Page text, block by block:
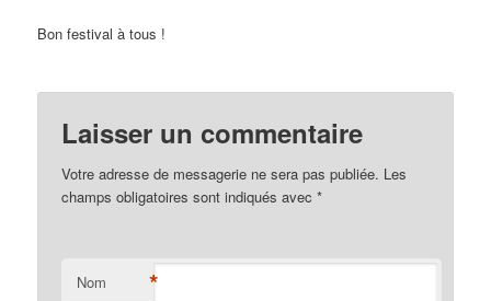
Bon festival à tous !
Laisser un commentaire
Votre adresse de messagerie ne sera pas publiée. Les
champs obligatoires sont indiqués avec*
Nom *